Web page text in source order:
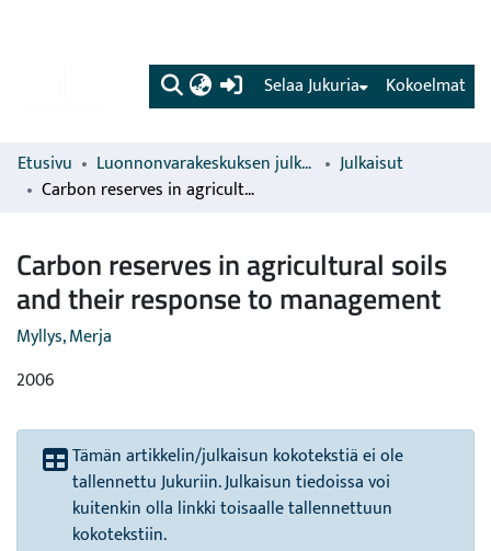
(current) Kokoelmat
Selaa Jukuria
Etusivu Luonnonvarakeskuksen julkaisut
Julkaisut
Carbon reserves in agricultural soils and their response to management
Carbon reserves in agricultural soils
and their response to management
Myllys, Merja
2006
Tämän artikkelin/julkaisun kokotekstiä ei ole
tallennettu Jukuriin. Julkaisun tiedoissa voi
kuitenkin olla linkki toisaalle tallennettuun
kokotekstiin.